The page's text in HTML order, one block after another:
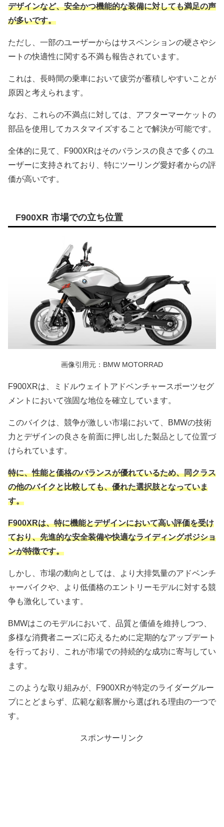
デザインなど、安全かつ機能的な装備に対しても満足の声
が多いです。
ただし、一部のユーザーからはサスペンションの硬さやシ
ートの快適性に関する不満も報告されています。
これは、長時間の乗車において疲労が蓄積しやすいことが
原因と考えられます。
なお、これらの不満点に対しては、アフターマーケットの
部品を使用してカスタマイズすることで解決が可能です。
全体的に見て、F900XRはそのバランスの良さで多くのユ
ーザーに支持されており、特にツーリング愛好者からの評
価が高いです。
F900XR 市場での立ち位置
画像引用元：BMW MOTORRAD
F900XRは、ミドルウェイトアドベンチャースポーツセグ
メントにおいて強固な地位を確立しています。
このバイクは、競争が激しい市場において、BMWの技術
力とデザインの良さを前面に押し出した製品として位置づ
けられています。
特に、性能と価格のバランスが優れているため、同クラス
の他のバイクと比較しても、優れた選択肢となっていま
す。
F900XRは、特に機能とデザインにおいて高い評価を受け
ており、先進的な安全装備や快適なライディングポジショ
ンが特徴です。
しかし、市場の動向としては、より大排気量のアドベンチ
ャーバイクや、より低価格のエントリーモデルに対する競
争も激化しています。
BMWはこのモデルにおいて、品質と価値を維持しつつ、
多様な消費者ニーズに応えるために定期的なアップデート
を行っており、これが市場での持続的な成功に寄与してい
ます。
このような取り組みが、F900XRが特定のライダーグルー
プにとどまらず、広範な顧客層から選ばれる理由の一つで
す。
スポンサーリンク